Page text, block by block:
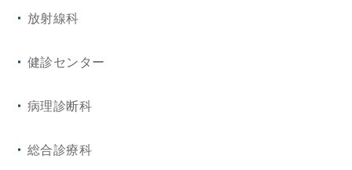
放射線科
健診センター
病理診断科
総合診療科